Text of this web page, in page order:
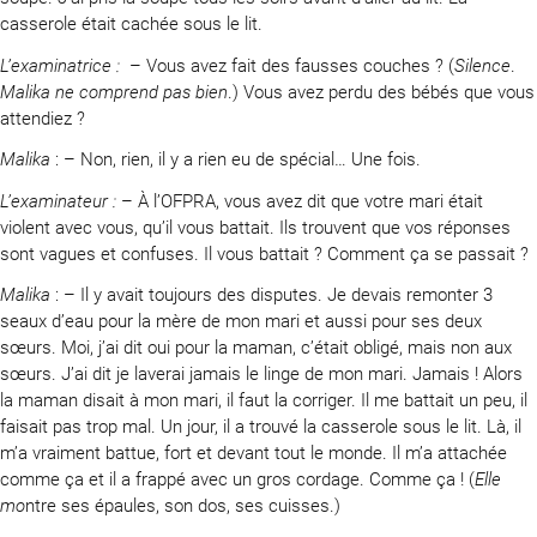
casserole était cachée sous le lit.
L’examinatrice : – Vous avez fait des fausses couches ? (Silence
Malika ne comprend pas bien .) Vous avez perdu des bébés que vous
attendiez ?
Malika : – Non, rien, il y a rien eu de spécial… Une fois.
L’examinateur : – À l’OFPRA, vous avez dit que votre mari était
violent avec vous, qu’il vous battait. Ils trouvent que vos réponses
sont vagues et confuses. Il vous battait ? Comment ça se passait ?
Malika : – Il y avait toujours des disputes. Je devais remonter 3
seaux d’eau pour la mère de mon mari et aussi pour ses deux
sœurs. Moi, j’ai dit oui pour la maman, c’était obligé, mais non aux
sœurs. J’ai dit je laverai jamais le linge de mon mari. Jamais ! Alors
la maman disait à mon mari, il faut la corriger. Il me battait un peu, il
faisait pas trop mal. Un jour, il a trouvé la casserole sous le lit. Là, il
m’a vraiment battue, fort et devant tout le monde. Il m’a attachée
comme ça et il a frappé avec un gros cordage. Comme ça ! (Elle
montre ses épaules, son dos, ses cuisses.)